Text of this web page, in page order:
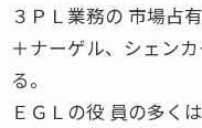
３ＰＬ業務の 市場占
＋ナーゲル、シェン
る。
ＥＧＬの役 員の多く